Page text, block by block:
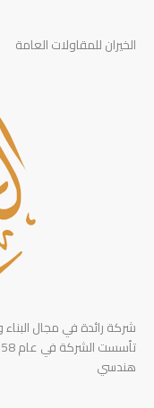
الخيران للمقاولات العامة
شركة رائدة في مجال
هندسي